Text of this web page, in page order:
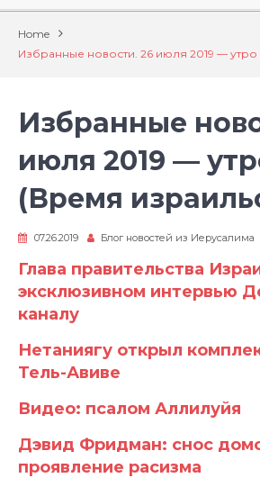
Home
Избранные новости. 26 июля 2019 —
Избранные
июля 2019 —
(Время
07.26.2019 Блог новостей из Иерусалима
Глава правительства
эксклюзивном интервью
каналу
Нетаниягу открыл
Тель-Авиве
Видео: псалом Аллилуйя
Дэвид Фридман: снос
проявление расизма